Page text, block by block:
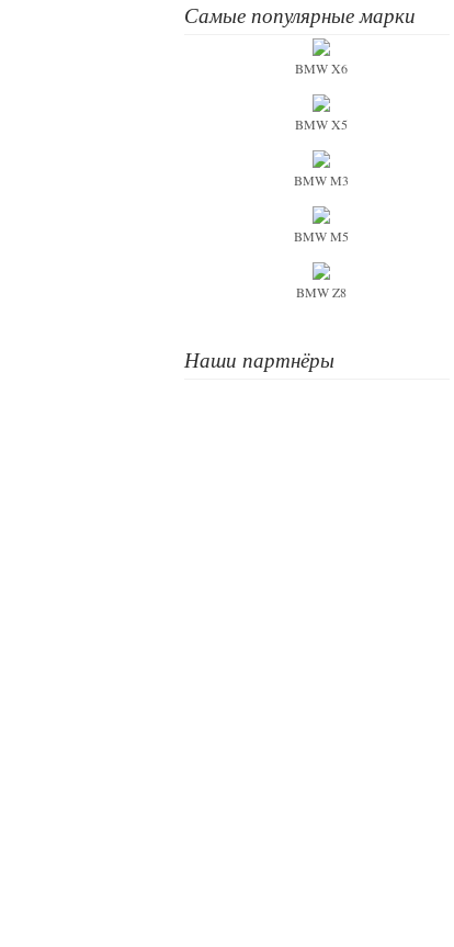
Самые популярные марки
BMW X6
BMW X5
BMW M3
BMW M5
BMW Z8
Наши партнёры